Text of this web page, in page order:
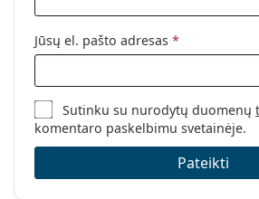
Jūsų el. pašto adresas *
Sutinku su nurodytų duomenų
komentaro paskelbimu svetainėje.
Pateikti